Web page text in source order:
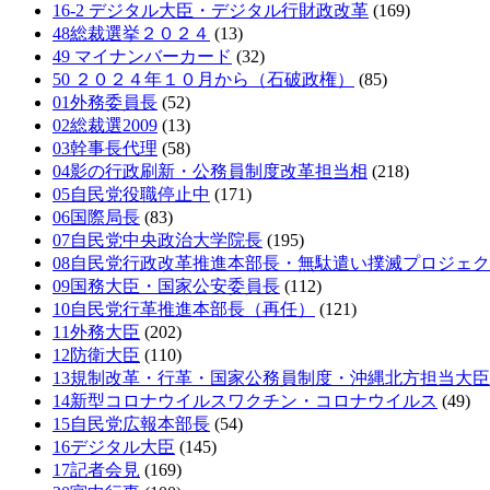
16-2 デジタル大臣・デジタル行財政改革 (169)
48総裁選挙２０２４ (13)
49 マイナンバーカード (32)
50 ２０２４年１０月から（石破政権）
(85)
01外務委員長 (52)
02総裁選2009 (13)
03幹事長代理 (58)
04影の行政刷新・公務員制度改革担当相 (218)
05自民党役職停止中 (171)
06国際局長 (83)
07自民党中央政治大学院長 (195)
08自民党行政改革推進本部長・無駄遣い撲滅プロジェク
09国務大臣・国家公安委員長 (112)
10自民党行革推進本部長（再任）
(121)
11外務大臣 (202)
12防衛大臣 (110)
13規制改革・行革・国家公務員制度・沖縄北方担当大臣
14新型コロナウイルスワクチン・コロナウイルス (49)
15自民党広報本部長 (54)
16デジタル大臣 (145)
17記者会見 (169)